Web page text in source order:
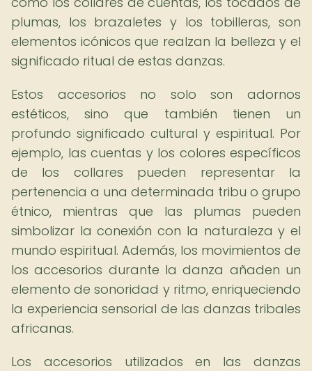
plumas, los brazaletes y los tobilleras, son
elementos icónicos que realzan la belleza y el
significado ritual de estas danzas.
Estos accesorios no solo son adornos
estéticos, sino que también tienen un
profundo significado cultural y espiritual. Por
ejemplo, las cuentas y los colores específicos
de los collares pueden representar la
pertenencia a una determinada tribu o grupo
étnico, mientras que las plumas pueden
simbolizar la conexión con la naturaleza y el
mundo espiritual. Además, los movimientos de
los accesorios durante la danza añaden un
elemento de sonoridad y ritmo, enriqueciendo
la experiencia sensorial de las danzas tribales
africanas.
Los accesorios utilizados en las danzas